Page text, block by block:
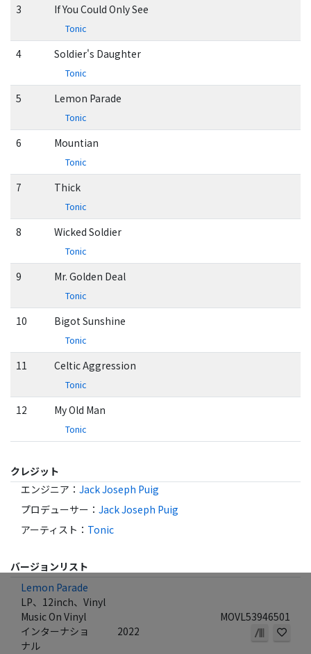
3 If You Could Only See
Tonic
4 Soldier's Daughter
Tonic
5 Lemon Parade
Tonic
6 Mountian
Tonic
7 Thick
Tonic
8 Wicked Soldier
Tonic
9 Mr. Golden Deal
Tonic
10 Bigot Sunshine
Tonic
11 Celtic Aggression
Tonic
12 My Old Man
Tonic
クレジット
エンジニア ： Jack Joseph Puig
プロデューサー ： Jack Joseph Puig
アーティスト ： Tonic
バージョンリスト
Lemon Parade
LP、12inch、Vinyl
Music On Vinyl
MOVL53946501
インターナショ
ナル
2022